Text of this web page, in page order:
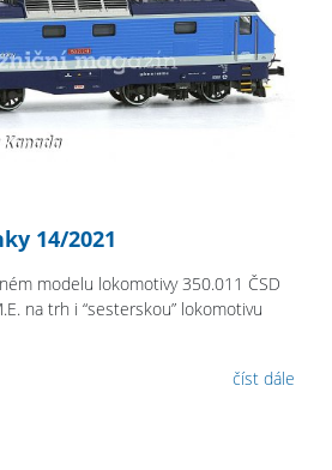
14/2021
modelu lokomotivy 350.011 ČSD
na trh i “sesterskou” lokomotivu
číst dále